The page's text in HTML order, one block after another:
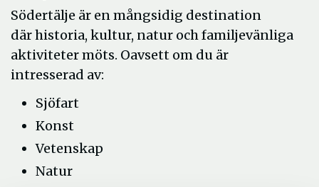
Södertälje är en mångsidig destination
där historia, kultur, natur och familjevänliga
aktiviteter möts. Oavsett om du är
intresserad av:
Sjöfart
Konst
Vetenskap
Natur